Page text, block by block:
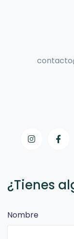
¿Tienes
Nombre